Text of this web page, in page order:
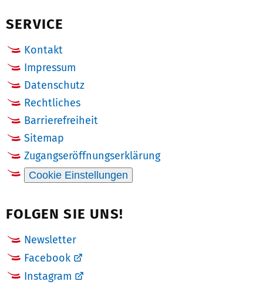
SERVICE
Kontakt
Impressum
Datenschutz
Rechtliches
Barrierefreiheit
Sitemap
Zugangseröffnungserklärung
Cookie Einstellungen
FOLGEN SIE UNS!
Newsletter
Facebook
Instagram